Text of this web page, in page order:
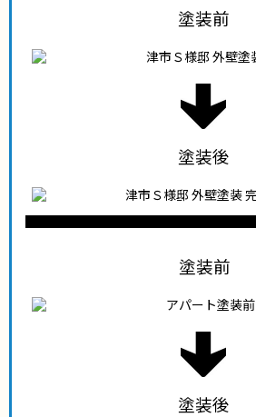
塗装前
塗装後
塗装前
塗装後